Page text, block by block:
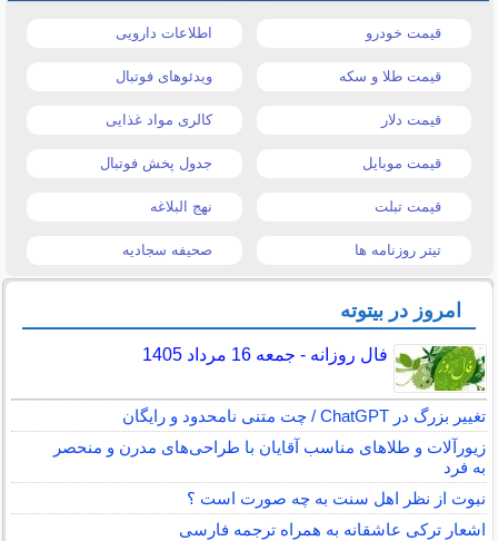
قیمت خودرو اطلاعات دارویی
قیمت طلا و سکه ویدئوهای فوتبال
قیمت دلار کالری مواد غذایی
قیمت موبایل جدول پخش فوتبال
قیمت تبلت نهج البلاغه
تیتر روزنامه ها صحیفه سجادیه
امروز در بیتوته
فال روزانه - جمعه 16 مرداد 1405
تغییر بزرگ در ChatGPT / چت متنی نامحدود و رایگان
زیورآلات و طلاهای مناسب آقایان با طراحی‌های مدرن و منحصر
به فرد
نبوت از نظر اهل سنت به چه صورت است ؟
اشعار ترکی عاشقانه به همراه ترجمه فارسی